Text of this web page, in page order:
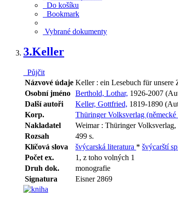
Do košíku
Bookmark
Vybrané dokumenty
3.Keller
Půjčit
Názvové údaje Keller : ein Lesebuch für
Osobní jméno Berthold, Lothar, 1926-2007
Další autoři
Keller, Gottfried, 1819-1890
Korp.
Thüringer Volksverlag
Nakladatel
Weimar : Thüringer Volksverlag,
Rozsah
499 s.
Klíčová slova
švýcarská literatura * švýcarští
Počet ex.
1, z toho volných 1
Druh dok.
monografie
Signatura
Eisner 2869